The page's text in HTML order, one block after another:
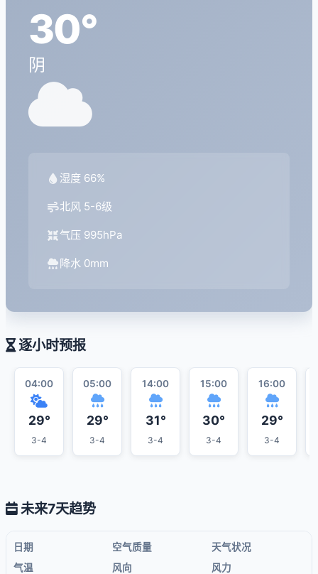
30°
阴
湿度 66%
北风 5-6级
气压 995hPa
降水 0mm
逐小时预报
04:00
29°
3-4
05:00
29°
3-4
14:00
31°
3-4
15:00
30°
3-4
16:00
29°
3-4
未来7天趋势
日期 空气质量
天气状况
气温
风向 风力